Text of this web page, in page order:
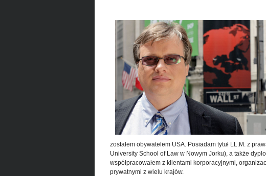
zostałem obywatelem USA. Posiadam tytuł LL.M. z
University School of Law w Nowym Jorku), a także
współpracowałem z klientami korporacyjnymi,
prywatnymi z wielu krajów.